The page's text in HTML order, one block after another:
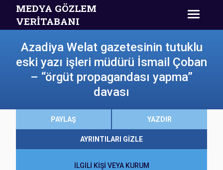
MEDYA GÖZLEM
VERİTABANI
Azadiya Welat gazetesinin tutuklu
eski yazı işleri müdürü İsmail Çoban
– “örgüt propagandası yapma”
davası
PAYLAŞ YAZDIR
AYRINTILARI GİZLE
İLGİLİ KİŞİ VEYA KURUM